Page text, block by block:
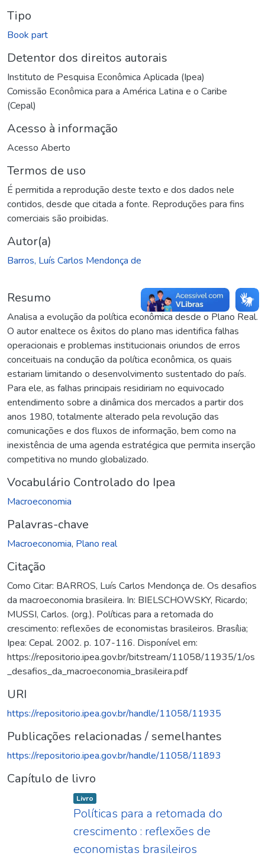
Tipo
Book part
Detentor dos direitos autorais
Instituto de Pesquisa Econômica Aplicada (Ipea)
Comissão Econômica para a América Latina e o Caribe
(Cepal)
Acesso à informação
Acesso Aberto
Termos de uso
É permitida a reprodução deste texto e dos dados nele
contidos, desde que citada a fonte. Reproduções para fins
comerciais são proibidas.
Autor(a)
Barros, Luís Carlos Mendonça de
Resumo
Analisa a evolução da política econômica desde o Plano Real.
O autor enaltece os êxitos do plano mas identifica falhas
operacionais e problemas institucionais oriundos de erros
conceituais na condução da política econômica, os quais
estariam limitando o desenvolvimento sustentado do país.
Para ele, as falhas principais residiriam no equivocado
entendimento sobre a dinâmica dos mercados a partir dos
anos 1980, totalmente alterado pela revolução das
comunicações e dos fluxos de informação, bem como na
inexistência de uma agenda estratégica que permita inserção
competitiva no mundo globalizado.
Vocabulário Controlado do Ipea
Macroeconomia
Palavras-chave
Macroeconomia, Plano real
Citação
Como Citar: BARROS, Luís Carlos Mendonça de. Os desafios
da macroeconomia brasileira. In: BIELSCHOWSKY, Ricardo;
MUSSI, Carlos. (org.). Políticas para a retomada do
crescimento: reflexões de economistas brasileiros. Brasília;
Ipea: Cepal. 2002. p. 107-116. Disponível em:
https://repositorio.ipea.gov.br/bitstream/11058/11935/1/os
_desafios_da_macroeconomia_brasileira.pdf
URI
https://repositorio.ipea.gov.br/handle/11058/11935
Publicações relacionadas / semelhantes
https://repositorio.ipea.gov.br/handle/11058/11893
Capítulo de livro
Item type:
Livro ,
Políticas para a retomada do
crescimento : reflexões de
economistas brasileiros